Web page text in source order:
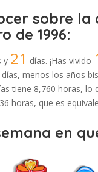
sobre
de 1996:
y 21 días. ¡Has vivido
menos los años
tiene 8,760 horas, lo
horas, que es
en